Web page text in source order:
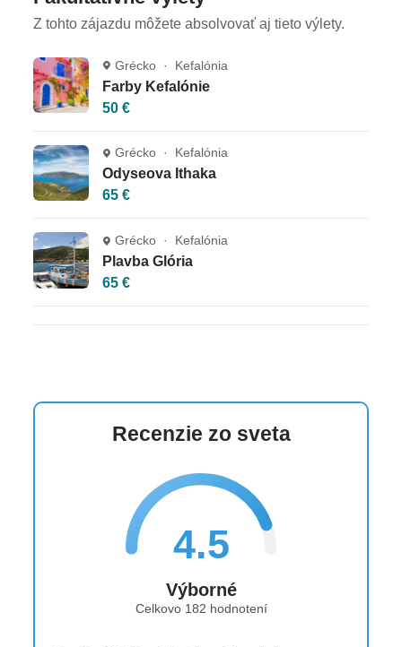
Z tohto zájazdu môžete absolvovať aj tieto výlety.
Grécko · Kefalónia
Farby Kefalónie
50 €
Grécko · Kefalónia
Odyseova Ithaka
65 €
Grécko · Kefalónia
Plavba Glória
65 €
Recenzie zo sveta
4.5
Výborné
Celkovo 182 hodnotení